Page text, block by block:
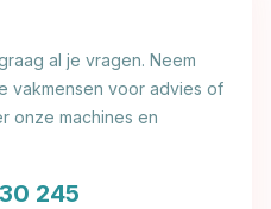
al je vragen. Neem
vakmensen voor advies of
onze machines en
245